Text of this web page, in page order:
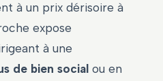
à un prix dérisoire à
expose
à une
de bien social ou en